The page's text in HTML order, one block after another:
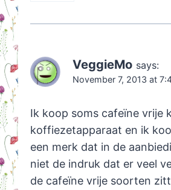
VeggieMo says:
November 7, 2013 at
Ik koop soms cafeïne vrije
koffiezetapparaat en ik
een merk dat in de
niet de indruk dat er veel
de cafeïne vrije soorten